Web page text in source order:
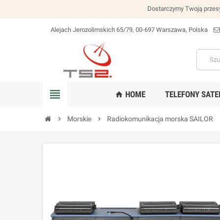
Dostarczymy Twoją
lokalizacja_na
Alejach Jerozolimskich 65/79, 00-697 Warszawa, Polska
view_headline home HOME TELEFONY
chevron_right Morskie chevron_right Radiokomunikacja morska SAILOR